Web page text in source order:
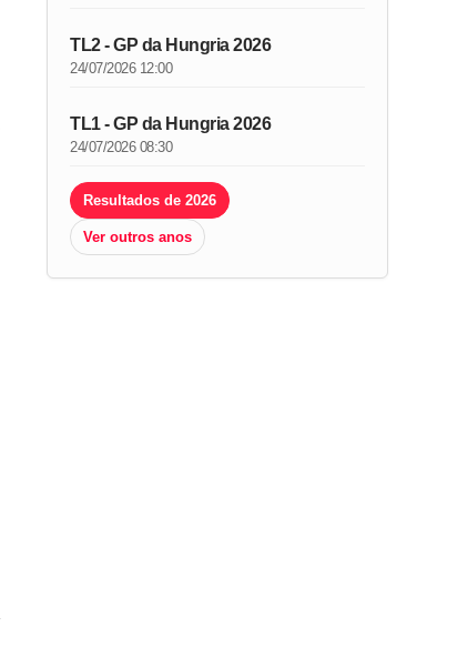
TL2 - GP da Hungria 2026
24/07/2026 12:00
TL1 - GP da Hungria 2026
24/07/2026 08:30
Resultados de 2026
Ver outros anos